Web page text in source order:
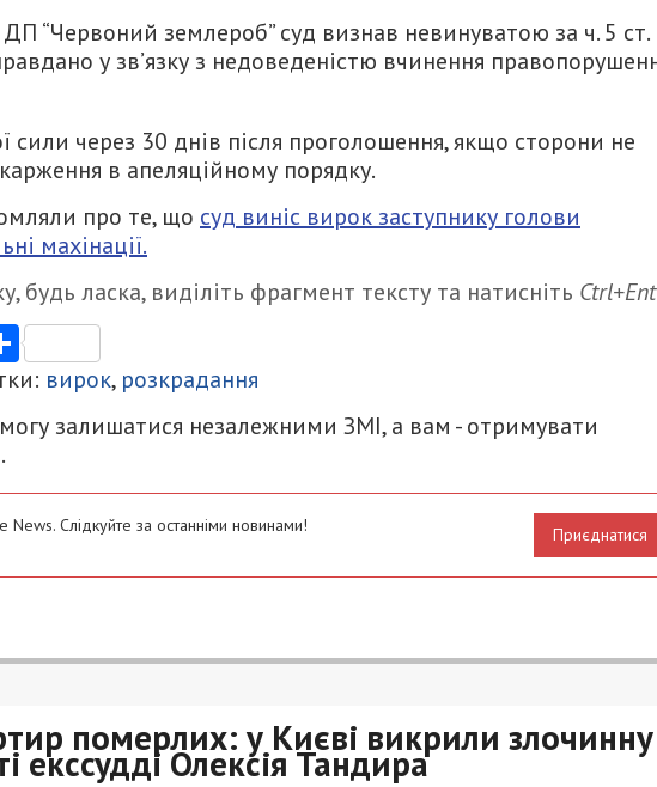
“Червоний землероб” суд визнав невинуватою за ч. 5 ст.
у зв’язку з недоведеністю вчинення
сили через 30 днів після проголошення, якщо сторони не
в апеляційному порядку.
про те, що суд виніс вирок заступнику голови
махінації.
ласка, виділіть фрагмент тексту та натисніть
Поділитися
вирок, розкрадання
залишатися незалежними ЗМІ, а вам - отримувати
Слідкуйте за останніми новинами! Приєднатися
померлих: у Києві викрили злочинну
екссудді Олексія Тандира